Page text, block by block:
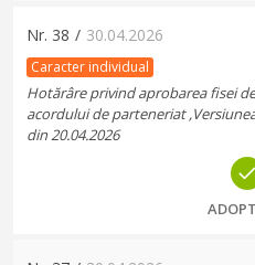
Nr. 38 / 30.04.2026
Caracter individual
Hotărâre privind aprobarea fisei
acordului de parteneriat
din 20.04.2026